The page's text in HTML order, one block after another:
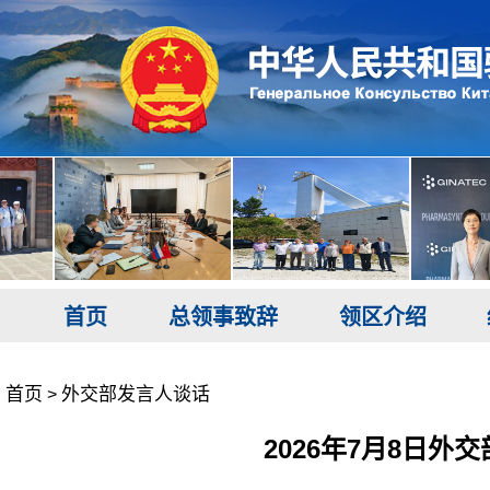
首页 总领事致辞 领区介绍
首页 > 外交部发言人谈话
2026年7月8日外